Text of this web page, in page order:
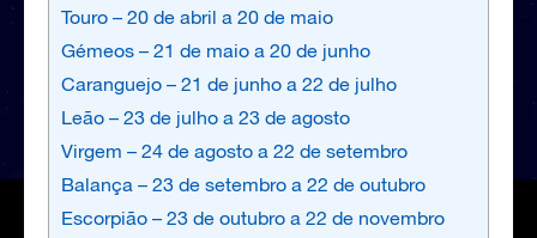
Touro – 20 de abril a 20 de maio
Gémeos – 21 de maio a 20 de junho
Caranguejo – 21 de junho a 22 de julho
Leão – 23 de julho a 23 de agosto
Virgem – 24 de agosto a 22 de setembro
Balança – 23 de setembro a 22 de outubro
Escorpião – 23 de outubro a 22 de novembro